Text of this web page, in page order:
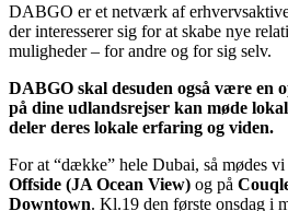
DABGO er et netværk af
der interesserer sig for at skabe nye
muligheder – for andre og for sig selv.
DABGO skal desuden også være en
på dine udlandsrejser kan møde
deler deres lokale erfaring og viden.
For at “dække” hele Dubai, så mødes
Offside (JA Ocean View) og på
Downtown. Kl.19 den første onsdag i